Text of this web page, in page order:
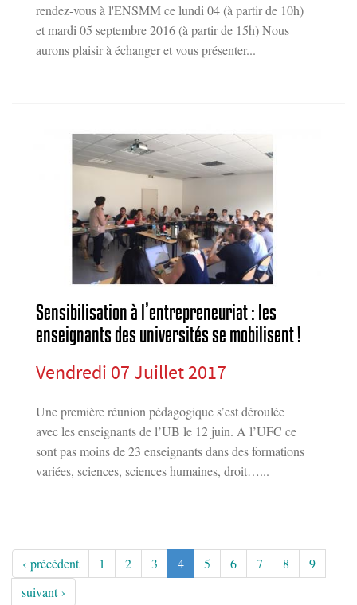
rendez-vous à l'ENSMM ce lundi 04 (à partir de 10h)
et mardi 05 septembre 2016 (à partir de 15h) Nous
aurons plaisir à échanger et vous présenter...
Sensibilisation à l’entrepreneuriat : les
enseignants des universités se mobilisent !
Vendredi 07 Juillet 2017
Une première réunion pédagogique s’est déroulée
avec les enseignants de l’UB le 12 juin. A l’UFC ce
sont pas moins de 23 enseignants dans des formations
variées, sciences, sciences humaines, droit…...
‹ précédent 1 2 3 4 5 6 7 8
9
suivant ›